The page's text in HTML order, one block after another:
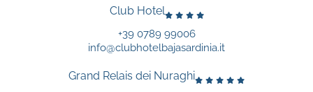
Club Hotel
+39 0789 99006
info@clubhotelbajasardinia.it
Grand Relais dei Nuraghi